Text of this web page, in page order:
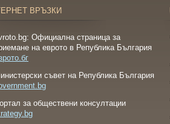
ВРЪЗКИ
Официална страница за
на еврото в Република България
съвет на Република България
за обществени консултации